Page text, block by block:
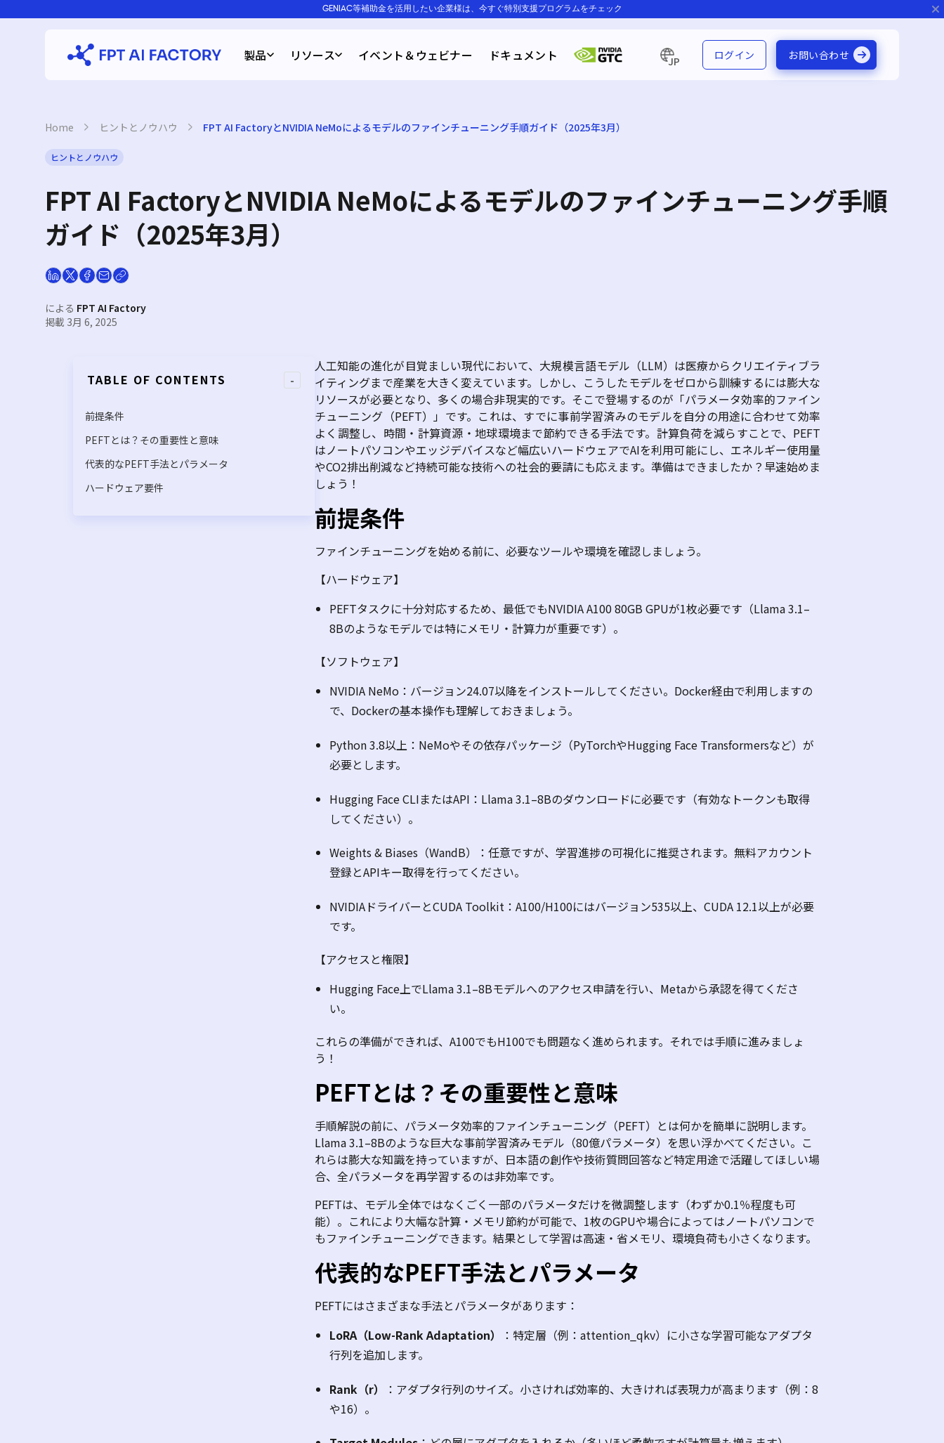
GENIAC等補助金を活用したい企業様は、今すぐ特別支援プログラムをチェック
製品 リソース イベント＆ウェビナー ドキュメント JP ログイン お問い合わせ
Home ヒントとノウハウ FPT AI FactoryとNVIDIA NeMoによるモデルのファインチューニング手順ガイド（2025年3月）
ヒントとノウハウ
FPT AI FactoryとNVIDIA NeMoによるモデルのファインチューニング手順
ガイド（2025年3月）
による FPT AI Factory
掲載 3月 6, 2025
TABLE OF CONTENTS -
前提条件
PEFTとは？その重要性と意味
代表的なPEFT手法とパラメータ
ハードウェア要件
人工知能の進化が目覚ましい現代において、大規模言語モデル（LLM）は医療からクリエイティブラ
イティングまで産業を大きく変えています。しかし、こうしたモデルをゼロから訓練するには膨大な
リソースが必要となり、多くの場合非現実的です。そこで登場するのが「パラメータ効率的ファイン
チューニング（PEFT）」です。これは、すでに事前学習済みのモデルを自分の用途に合わせて効率
よく調整し、時間・計算資源・地球環境まで節約できる手法です。計算負荷を減らすことで、 PEFT
はノートパソコンやエッジデバイスなど幅広いハードウェアでAIを利用可能にし、エネルギー使用量
やCO2排出削減など持続可能な技術への社会的要請にも応えます。準備はできましたか？早速始めま
しょう！
前提条件
ファインチューニングを始める前に、必要なツールや環境を確認しましょう。
【ハードウェア】
PEFTタスクに十分対応するため、最低でもNVIDIA A100 80GB GPUが1枚必要です（Llama 3.1–
8Bのようなモデルでは特にメモリ・計算力が重要です）。
【ソフトウェア】
NVIDIA NeMo：バージョン24.07以降をインストールしてください。 Docker経由で利用しますの
で、 Dockerの基本操作も理解しておきましょう。
Python 3.8以上： NeMoやその依存パッケージ（PyTorchやHugging Face Transformersなど）が
必要とします。
Hugging Face CLIまたはAPI：Llama 3.1–8Bのダウンロードに必要です（有効なトークンも取得
してください）。
Weights & Biases（WandB）：任意ですが、学習進捗の可視化に推奨されます。無料アカウント
登録とAPIキー取得を行ってください。
NVIDIAドライバーとCUDA Toolkit：A100/H100にはバージョン535以上、 CUDA 12.1以上が必要
です。
【アクセスと権限】
Hugging Face上でLlama 3.1–8Bモデルへのアクセス申請を行い、 Metaから承認を得てくださ
い。
これらの準備ができれば、 A100でもH100でも問題なく進められます。それでは手順に進みましょ
う！
PEFTとは？その重要性と意味
手順解説の前に、パラメータ効率的ファインチューニング（PEFT）とは何かを簡単に説明します。
Llama 3.1–8Bのような巨大な事前学習済みモデル（80億パラメータ）を思い浮かべてください。こ
れらは膨大な知識を持っていますが、日本語の創作や技術質問回答など特定用途で活躍してほしい場
合、全パラメータを再学習するのは非効率です。
PEFTは、モデル全体ではなくごく一部のパラメータだけを微調整します（わずか0.1％程度も可
能）。これにより大幅な計算・メモリ節約が可能で、 1枚のGPUや場合によってはノートパソコンで
もファインチューニングできます。結果として学習は高速・省メモリ、環境負荷も小さくなります。
代表的なPEFT手法とパラメータ
PEFTにはさまざまな手法とパラメータがあります：
LoRA（Low-Rank Adaptation）
：特定層（例： attention_qkv）に小さな学習可能なアダプタ
行列を追加します。
Rank（r） ：アダプタ行列のサイズ。小さければ効率的、大きければ表現力が高まります（例： 8
や16）。